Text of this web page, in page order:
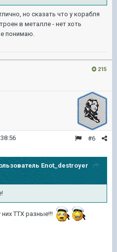
но сказать что у корабля
в металле - нет хоть
понимаю.
215
#6
Enot_destroyer
ТТХ разные!!!